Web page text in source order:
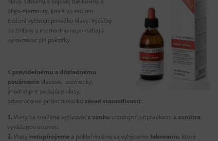
oligo-elementy, ktoré vo svojom
zložení vyživujú pokožku hlavy. Výťažky
zo žihľavy a rozmarínu napomáhajú
vyrovnávať pH pokožky.
K pravidelnému a dôslednému
používanievlasovej kozmetiky,
vhodné pre padajúce vlasy,
odporúčame pridať niekoľko zásad starostlivosti:
1. Vlasy sa snažíme vyživovaťz vonku vhodnými prípravkami a zvnútra
vyváženou stravou.
2. Vlasy netupírujeme a pokiaľ možno sa vyhýbame lakovaniu, ktoré